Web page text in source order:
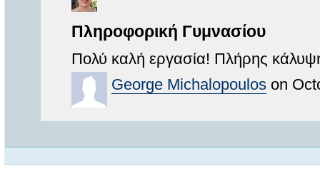
Πληροφορική Γυμνασίου
Πολύ καλή εργασία! Πλήρης
George Michalopoulos on